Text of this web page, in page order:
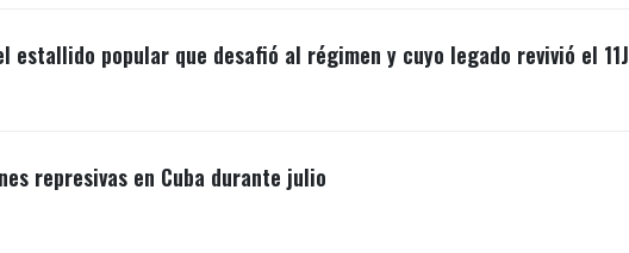
estallido popular que desafió al régimen y cuyo legado revivió el 11J
represivas en Cuba durante julio